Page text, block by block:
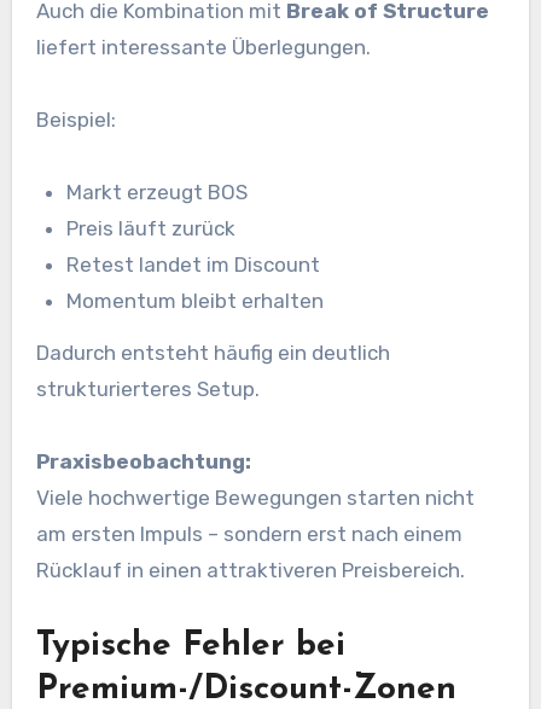
Auch die Kombination mit Break of Structure
liefert interessante Überlegungen.
Beispiel:
Markt erzeugt BOS
Preis läuft zurück
Retest landet im Discount
Momentum bleibt erhalten
Dadurch entsteht häufig ein deutlich
strukturierteres Setup.
Praxisbeobachtung:
Viele hochwertige Bewegungen starten nicht
am ersten Impuls – sondern erst nach einem
Rücklauf in einen attraktiveren Preisbereich.
Typische Fehler bei
Premium-/Discount-Zonen